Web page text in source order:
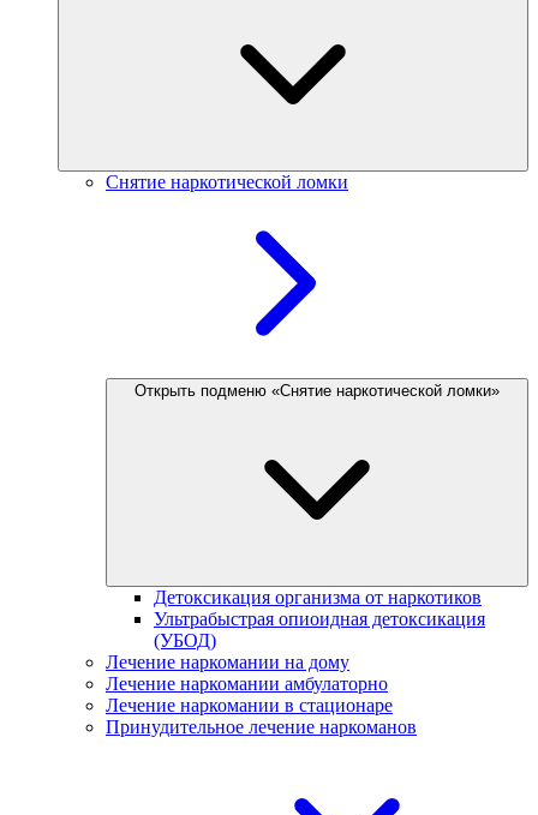
Снятие наркотической ломки
Открыть подменю «Снятие наркотической ломки»
Детоксикация организма от наркотиков
Ультрабыстрая опиоидная детоксикация
(УБОД)
Лечение наркомании на дому
Лечение наркомании амбулаторно
Лечение наркомании в стационаре
Принудительное лечение наркоманов